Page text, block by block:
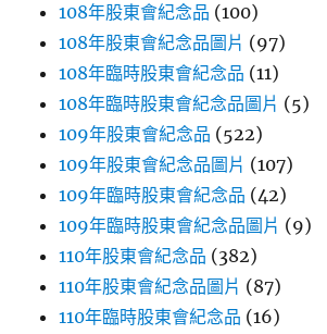
108年股東會紀念品 (100)
108年股東會紀念品圖片 (97)
108年臨時股東會紀念品 (11)
108年臨時股東會紀念品圖片 (5)
109年股東會紀念品 (522)
109年股東會紀念品圖片 (107)
109年臨時股東會紀念品 (42)
109年臨時股東會紀念品圖片 (9)
110年股東會紀念品 (382)
110年股東會紀念品圖片 (87)
110年臨時股東會紀念品 (16)